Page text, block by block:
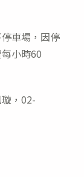
車場，因停
小時60
，02-